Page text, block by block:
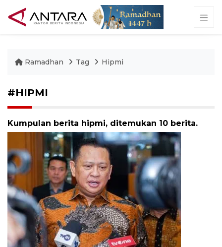
Ramadhan Tag Hipmi
#HIPMI
Kumpulan berita hipmi, ditemukan 10 berita.